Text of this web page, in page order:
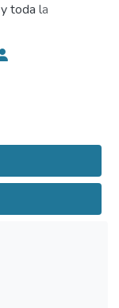
toda la
total
la osteología,
en el paladar,
se le
en su estética